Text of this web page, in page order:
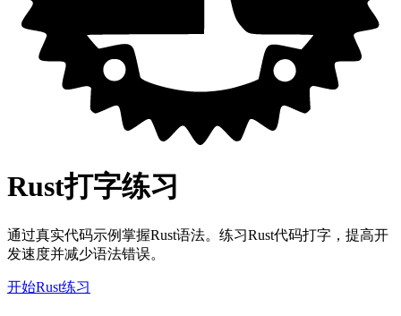
Rust打字练习
通过真实代码示例掌握Rust语法。练习Rust代码打字，提高开
发速度并减少语法错误。
开始Rust练习